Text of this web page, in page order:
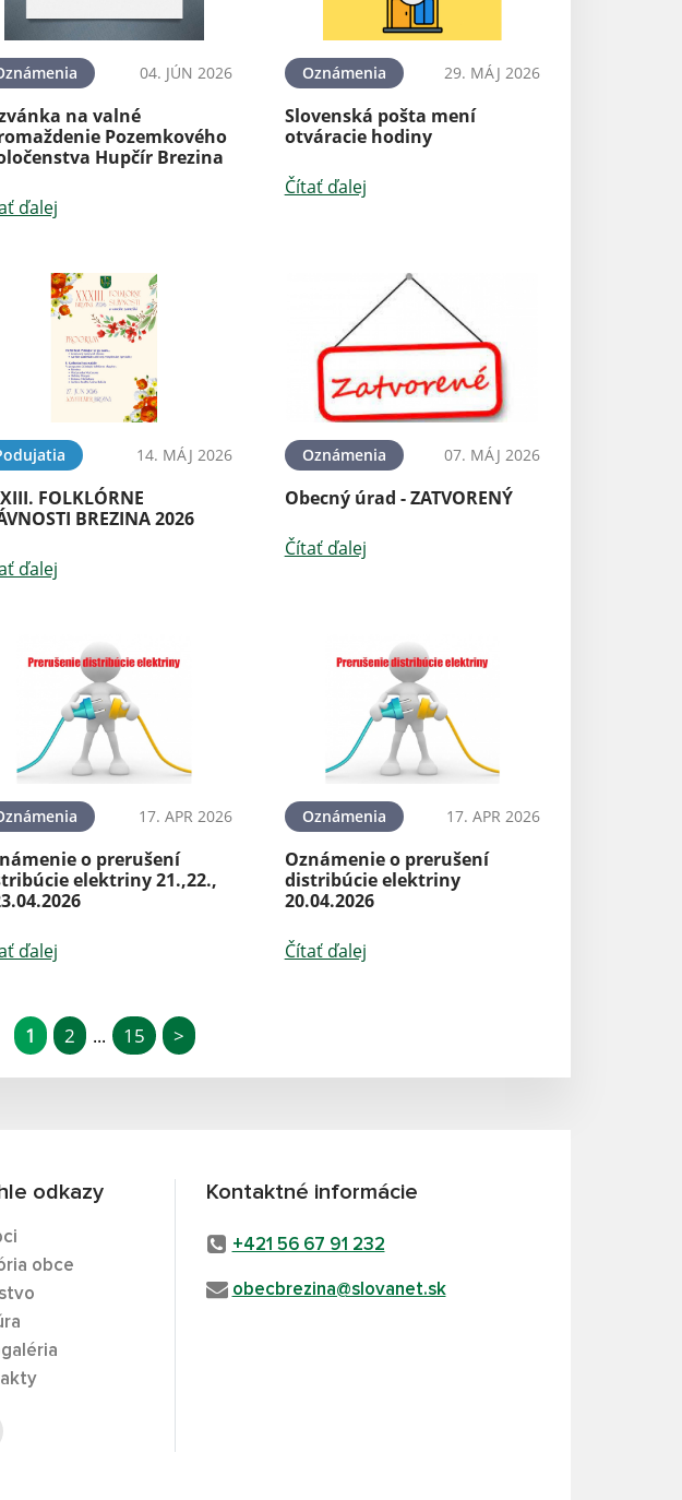
04. JÚN 2026
na valné
Pozemkového
Hupčír Brezina
ďalej
Oznámenia 29. MÁJ 2026
Slovenská pošta mení
otváracie hodiny
Čítať ďalej
14. MÁJ 2026
FOLKLÓRNE
BREZINA 2026
ďalej
Oznámenia 07. MÁJ 2026
Obecný úrad - ZATVORENÝ
Čítať ďalej
17. APR 2026
o prerušení
elektriny 21.,22.,
ďalej
Oznámenia 17. APR 2026
Oznámenie o prerušení
distribúcie elektriny
20.04.2026
Čítať ďalej
1 2 ... 15 >
odkazy
obce
Kontaktné informácie
+421 56 67 91 232
obecbrezina@slovanet.sk